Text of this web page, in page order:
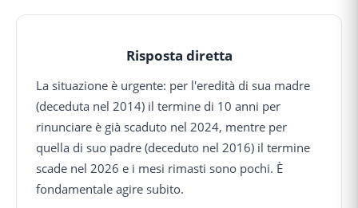
Risposta diretta
La situazione è urgente: per l'eredità di sua madre
(deceduta nel 2014) il termine di 10 anni per
rinunciare è già scaduto nel 2024, mentre per
quella di suo padre (deceduto nel 2016) il termine
scade nel 2026 e i mesi rimasti sono pochi. È
fondamentale agire subito.